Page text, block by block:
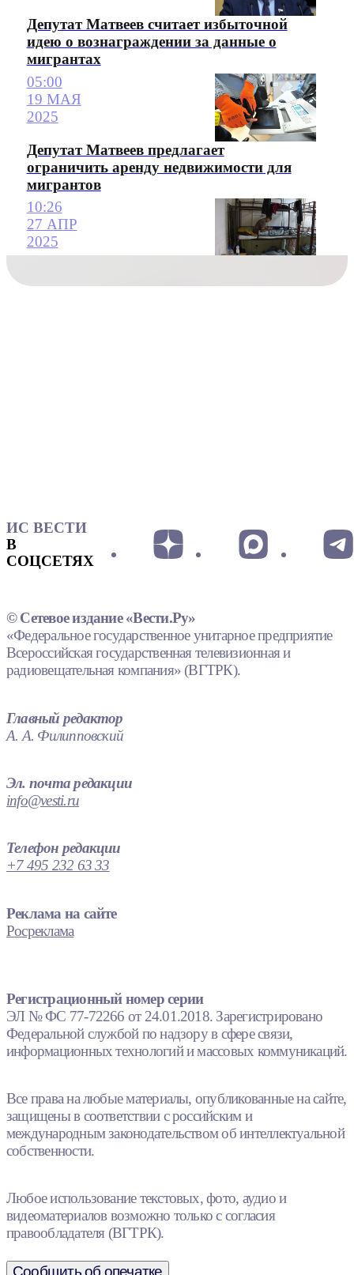
Депутат Матвеев считает избыточной
идею о вознаграждении за данные о
мигрантах
05:00
19 МАЯ
2025
Депутат Матвеев предлагает
ограничить аренду недвижимости для
мигрантов
10:26
27 АПР
2025
ИС ВЕСТИ
В
СОЦСЕТЯХ
© Сетевое издание «Вести.Ру»
«Федеральное государственное унитарное предприятие
Всероссийская государственная телевизионная и
радиовещательная компания» (ВГТРК).
Главный редактор
А. А. Филипповский
Эл. почта редакции
info@vesti.ru
Телефон редакции
+7 495 232 63 33
Реклама на сайте
Росреклама
Регистрационный номер серии
ЭЛ № ФС 77-72266 от 24.01.2018. Зарегистрировано
Федеральной службой по надзору в сфере связи,
информационных технологий и массовых коммуникаций.
Все права на любые материалы, опубликованные на сайте,
защищены в соответствии с российским и
международным законодательством об интеллектуальной
собственности.
Любое использование текстовых, фото, аудио и
видеоматериалов возможно только с согласия
правообладателя (ВГТРК).